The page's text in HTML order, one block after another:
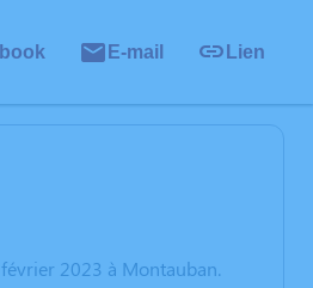
E-mail Lien
2023 à Montauban.